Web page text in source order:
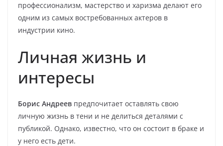
профессионализм, мастерство и харизма делают его
одним из самых востребованных актеров в
индустрии кино.
Личная жизнь и
интересы
Борис Андреев предпочитает оставлять свою
личную жизнь в тени и не делиться деталями с
публикой. Однако, известно, что он состоит в браке и
у него есть дети.